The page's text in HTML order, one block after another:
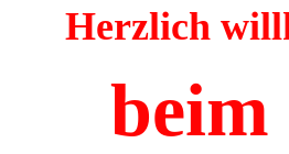
Herzlich
beim